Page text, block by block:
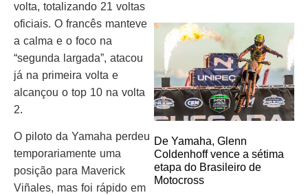
volta, totalizando 21 voltas
oficiais. O francês manteve
a calma e o foco na
“segunda largada”, atacou
já na primeira volta e
alcançou o top 10 na volta
2.
O piloto da Yamaha perdeu
temporariamente uma
posição para Maverick
Viñales, mas foi rápido em
De Yamaha, Glenn
Coldenhoff vence a sétima
etapa do Brasileiro de
Motocross